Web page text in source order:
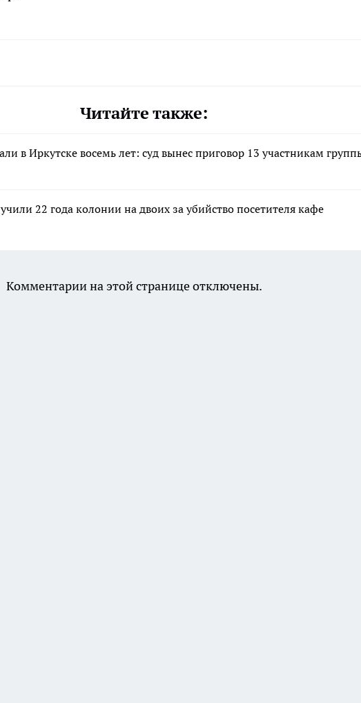
Читайте также:
в Иркутске восемь лет: суд вынес приговор 13 участникам
22 года колонии на двоих за убийство посетителя кафе
Комментарии на этой странице отключены.